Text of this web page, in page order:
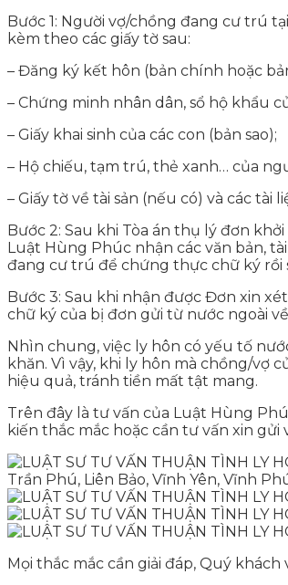
Bước 1: Người vợ/chồng đang cư trú
kèm theo các giấy tờ sau:
– Đăng ký kết hôn (bản chính hoặc
– Chứng minh nhân dân, sổ hộ khẩu
– Giấy khai sinh của các con (bản sao);
– Hộ chiếu, tạm trú, thẻ xanh… của
– Giấy tờ về tài sản (nếu có) và các tài
Bước 2: Sau khi Tòa án thụ lý đơn
Luật Hùng Phúc nhận các văn bản,
đang cư trú để chứng thực chữ ký rồi
Bước 3: Sau khi nhận được Đơn xin
chữ ký của bị đơn gửi từ nước ngoài
Nhìn chung, việc ly hôn có yếu tố
khăn. Vì vậy, khi ly hôn mà chồng/vợ
hiệu quả, tránh tiền mất tật mang.
Trên đây là tư vấn của Luật Hùng
kiến thắc mắc hoặc cần tư vấn xin gửi
Trần Phú, Liên Bảo, Vĩnh Yên, Vĩnh
Mọi thắc mắc cần giải đáp, Quý